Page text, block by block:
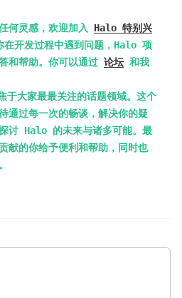
何灵感，欢迎加入 Halo 特别兴
在开发过程中遇到问题，Halo 项
和帮助。你可以通过 论坛 和我
于大家最最关注的话题领域。这个
通过每一次的畅谈，解决你的疑
讨 Halo 的未来与诸多可能。最
献的你给予便利和帮助，同时也